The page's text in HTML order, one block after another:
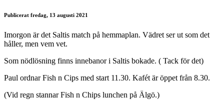
Publicerat fredag, 13 augusti 2021
Imorgon är det Saltis match på hemmaplan. Vädret ser ut som det
håller, men vem vet.
Som nödlösning finns innebanor i Saltis bokade. ( Tack för det)
Paul ordnar Fish n Cips med start 11.30. Kafét är öppet från 8.30.
(Vid regn stannar Fish n Chips lunchen på Älgö.)